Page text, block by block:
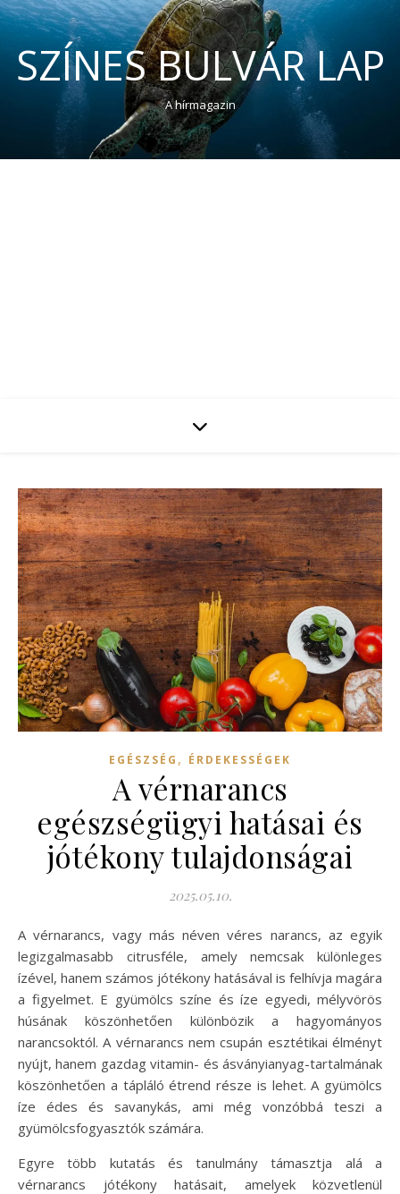
SZÍNES BULVÁR LAP
A hírmagazin
EGÉSZSÉG , ÉRDEKESSÉGEK
A vérnarancs
egészségügyi hatásai és
jótékony tulajdonságai
2025.05.10.
A vérnarancs, vagy más néven véres narancs, az egyik
legizgalmasabb citrusféle, amely nemcsak különleges
ízével, hanem számos jótékony hatásával is felhívja magára
a figyelmet. E gyümölcs színe és íze egyedi, mélyvörös
húsának köszönhetően különbözik a hagyományos
narancsoktól. A vérnarancs nem csupán esztétikai élményt
nyújt, hanem gazdag vitamin- és ásványianyag-tartalmának
köszönhetően a tápláló étrend része is lehet. A gyümölcs
íze édes és savanykás, ami még vonzóbbá teszi a
gyümölcsfogyasztók számára.
Egyre több kutatás és tanulmány támasztja alá a
vérnarancs jótékony hatásait, amelyek közvetlenül